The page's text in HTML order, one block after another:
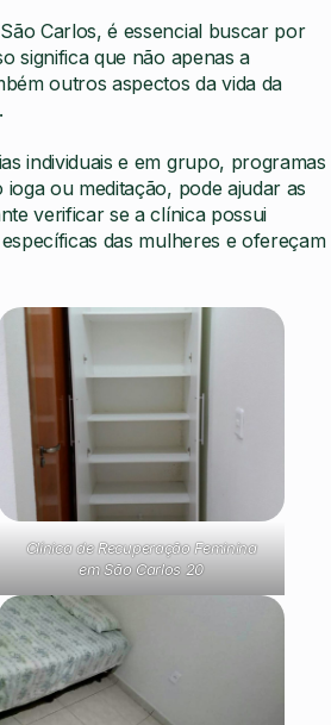
Carlos, é essencial buscar por
significa que não apenas a
outros aspectos da vida da
individuais e em grupo, programas
ou meditação, pode ajudar as
verificar se a clínica possui
das mulheres e ofereçam
Clínica de Recuperação Feminina
em São Carlos 20